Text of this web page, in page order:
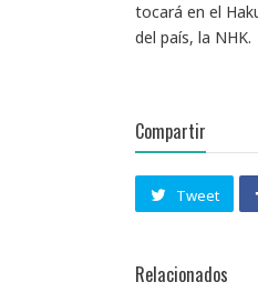
tocará en el
del país, la NHK.
Compartir
Tweet
Relacionados